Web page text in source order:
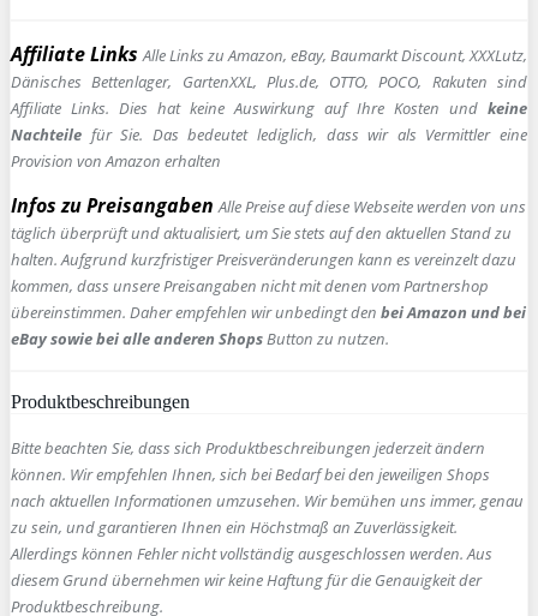
Affiliate Links Alle Links zu Amazon, eBay, Baumarkt Discount, XXXLutz,
Dänisches Bettenlager, GartenXXL, Plus.de, OTTO, POCO, Rakuten sind
Affiliate Links. Dies hat keine Auswirkung auf Ihre Kosten und keine
Nachteile für Sie. Das bedeutet lediglich, dass wir als Vermittler eine
Provision von Amazon erhalten
Infos zu Preisangaben Alle Preise auf diese Webseite werden von uns
täglich überprüft und aktualisiert, um Sie stets auf den aktuellen Stand zu
halten. Aufgrund kurzfristiger Preisveränderungen kann es vereinzelt dazu
kommen, dass unsere Preisangaben nicht mit denen vom Partnershop
übereinstimmen. Daher empfehlen wir unbedingt den bei Amazon und bei
eBay sowie bei alle anderen ShopsButton zu nutzen.
Produktbeschreibungen
Bitte beachten Sie, dass sich Produktbeschreibungen jederzeit ändern
können. Wir empfehlen Ihnen, sich bei Bedarf bei den jeweiligen Shops
nach aktuellen Informationen umzusehen. Wir bemühen uns immer, genau
zu sein, und garantieren Ihnen ein Höchstmaß an Zuverlässigkeit.
Allerdings können Fehler nicht vollständig ausgeschlossen werden. Aus
diesem Grund übernehmen wir keine Haftung für die Genauigkeit der
Produktbeschreibung.